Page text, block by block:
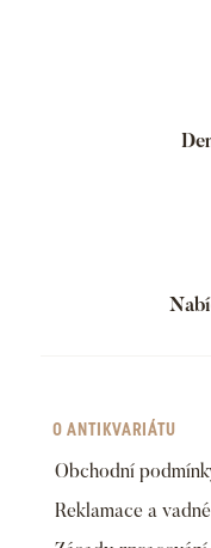
O ANTIKVARIÁTU
Obchodní
Reklamace a